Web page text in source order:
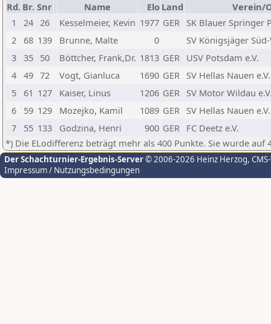
Rd. Br. Snr Name Elo Land
Verein/
1
24 26 Kesselmeier, Kevin 1977 GER SK Blauer Springer
2
68 139 Brunne, Malte 0
SV Königsjäger
3
35 50 Böttcher, Frank,Dr. 1813 GER USV Potsdam e.V.
4
49 72 Vogt, Gianluca 1690 GER SV Hellas Nauen e.V.
5
61 127 Kaiser, Linus 1206 GER SV Motor Wildau
6
59 129 Mozejko, Kamil 1089 GER SV Hellas Nauen e.V.
7
55 133 Godzina, Henri 900 GER FC Deetz e.V.
*) Die ELodifferenz beträgt mehr als 400 Punkte. Sie wurde auf
Der Schachturnier-Ergebnis-Server© 2006-2026 Heinz Herzog,
Impressum / Nutzungsbedingungen